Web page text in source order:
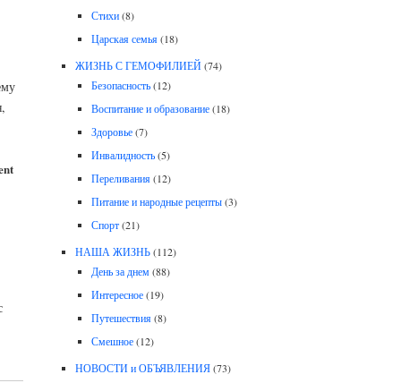
Стихи(8)
Царская семья(18)
ЖИЗНЬ С ГЕМОФИЛИЕЙ(74)
Безопасность(12)
Воспитание и образование(18)
Здоровье(7)
Инвалидность(5)
Переливания(12)
Питание и народные рецепты(3)
Спорт(21)
НАША ЖИЗНЬ(112)
День за днем(88)
Интересное(19)
Путешествия(8)
Смешное(12)
НОВОСТИ и ОБЪЯВЛЕНИЯ(73)